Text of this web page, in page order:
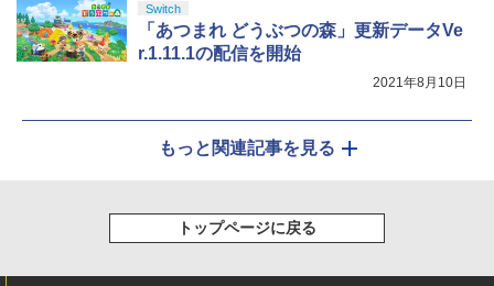
Switch
「あつまれ どうぶつの森」更新データVe
r.1.11.1の配信を開始
2021年8月10日
もっと関連記事を見る
トップページに戻る